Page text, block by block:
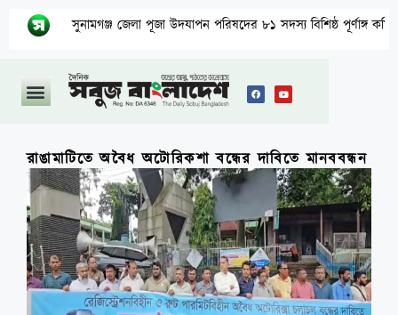
সুনামগঞ্জ জেলা পূজা উদযাপন পরিষদের ৮১ সদস্য বিশিষ্ঠ পূর্ণাঙ্গ কমিটির
রাঙামাটিতে অবৈধ অটোরিকশা বন্ধের দাবিতে মানববন্ধন